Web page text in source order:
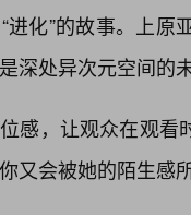
进化”的故事。上
深处异次元空间的
感，让观众在观
又会被她的陌生感